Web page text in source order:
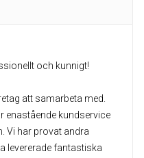
och kunnigt!
att samarbeta med.
enastående kundservice
Vi har provat andra
levererade fantastiska